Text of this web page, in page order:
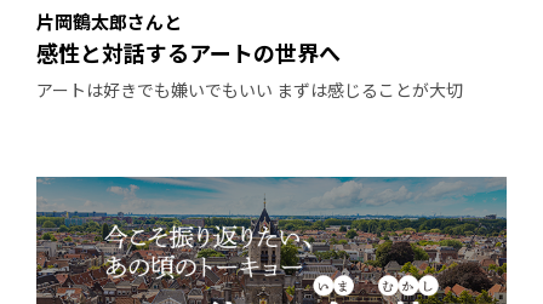
片岡鶴太郎さんと
感性と対話するアートの世界へ
アートは好きでも嫌いでもいい まずは感じることが大切